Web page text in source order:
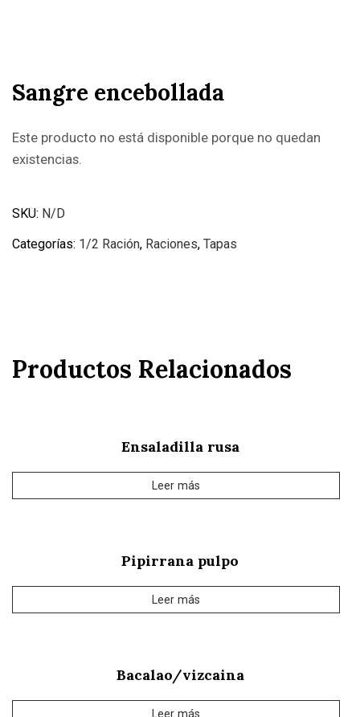
Sangre encebollada
Este producto no está disponible porque no quedan
existencias.
SKU: N/D
Categorías: 1/2 Ración, Raciones, Tapas
Productos Relacionados
Ensaladilla rusa
Leer más
Pipirrana pulpo
Leer más
Bacalao/vizcaina
Leer más